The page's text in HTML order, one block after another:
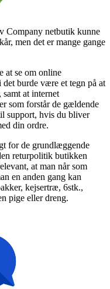
Company netbutik kunne
men det er mange gange
at se om online
burde være et tegn på at
at internet
som forstår de gældende
support, hvis du bliver
din ordre.
for de grundlæggende
returpolitik butikken
at man når som
en anden gang kan
kejsertræ, 6stk.,
pige eller dreng.